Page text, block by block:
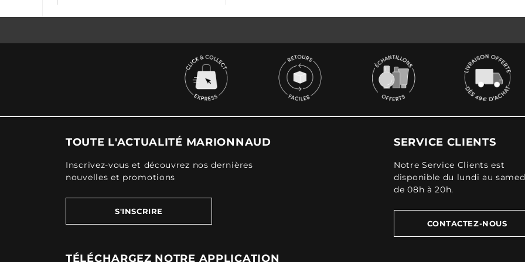
TOUTE L'ACTUALITÉ MARIONNAUD
Inscrivez-vous et découvrez nos dernières
nouvelles et promotions
S'INSCRIRE
TÉLÉCHARGEZ NOTRE APPLICATION
SERVICE CLIENTS
Notre Service Clients est
disponible du lundi au
de 08h à 20h.
CONTACTEZ-NOUS